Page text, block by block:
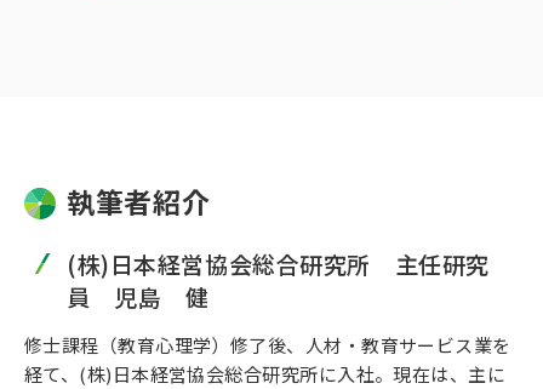
執筆者紹介
(株)日本経営協会総合研究所 主任研究
員 児島 健
修士課程（教育心理学）修了後、人材・教育サービス業を
経て、(株)日本経営協会総合研究所に入社。現在は、主に